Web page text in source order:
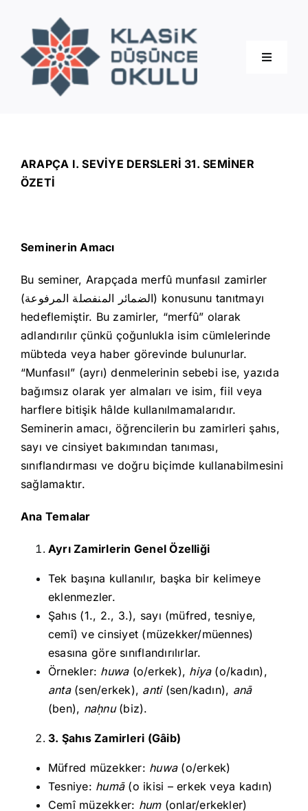
content
Toggle
Eğitimler
İletişim
ARAPÇA I. SEVİYE DERSLERİ 31. SEMİNER
ÖZETİ
Seminerin Amacı
Bu seminer, Arapçada merfû munfasıl zamirler
(الضمائر المنفصلة المرفوعة) konusunu tanıtmayı
hedeflemiştir. Bu zamirler, “merfû” olarak
adlandırılır çünkü çoğunlukla isim cümlelerinde
mübteda veya haber görevinde bulunurlar.
“Munfasıl” (ayrı) denmelerinin sebebi ise, yazıda
bağımsız olarak yer almaları ve isim, fiil veya
harflere bitişik hâlde kullanılmamalarıdır.
Seminerin amacı, öğrencilerin bu zamirleri şahıs,
sayı ve cinsiyet bakımından tanıması,
sınıflandırması ve doğru biçimde kullanabilmesini
sağlamaktır.
Ana Temalar
Ayrı Zamirlerin Genel Özelliği
Tek başına kullanılır, başka bir kelimeye
eklenmezler.
Şahıs (1., 2., 3.), sayı (müfred, tesniye,
cemî) ve cinsiyet (müzekker/müennes)
esasına göre sınıflandırılırlar.
Örnekler: huwa(o/erkek), hiya(o/kadın),
anta(sen/erkek), anti(sen/kadın), anā
(ben), naḥnu(biz).
3. Şahıs Zamirleri (Gâib)
Müfred müzekker: huwa(o/erkek)
Tesniye: humā(o ikisi – erkek veya kadın)
Cemî müzekker: hum(onlar/erkekler)